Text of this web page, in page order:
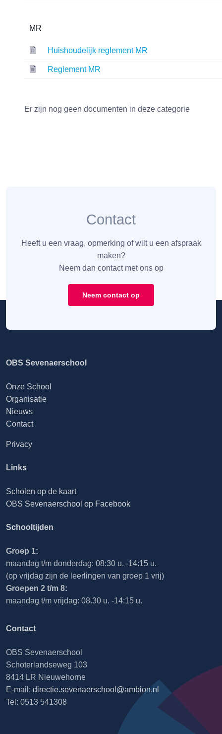
MR
Huishoudelijk reglement MR
Reglement MR
Er zijn nog geen documenten in deze categorie
Contact
Heeft u een vraag, opmerking of wilt u een afspraak
maken?
Neem dan contact met ons op
Neem contact op
OBS Sevenaerschool
Onze School
Organisatie
Nieuws
Contact
Privacy
Links
Scholen op de kaart
OBS Sevenaerschool op Facebook
Schooltijden
Groep 1:
maandag t/m donderdag: 08:30 u. -14:15 u.
(op vrijdag zijn de leerlingen van groep 1 vrij)
Groepen 2 t/m 8:
maandag t/m vrijdag: 08.30 u. -14:15 u.
Contact
OBS Sevenaerschool
Schoterlandseweg 103
8414 LR Nieuwehorne
E-mail: directie.sevenaerschool@ambion.nl
Tel: 0513 541308